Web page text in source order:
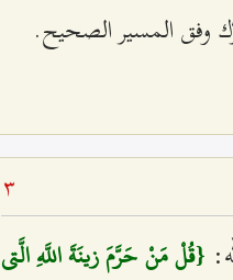
وفق المسير الصحيح.
3
{قُلْ مَنْ حَرَّمَ زينَةَ اللَّهِ الَّتي‌